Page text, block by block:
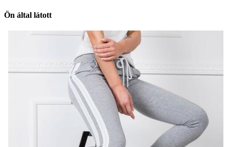
Ön által látott